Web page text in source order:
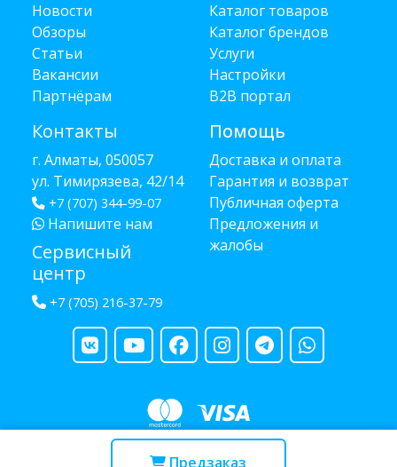
Предзаказ
Новости
Обзоры
Статьи
Вакансии
Партнёрам
Контакты
г. Алматы, 050057
ул. Тимирязева, 42/14
+7 (707) 344-99-07
Напишите нам
Сервисный
центр
+7 (705) 216-37-79
Каталог товаров
Каталог брендов
Услуги
Настройки
B2B портал
Помощь
Доставка и оплата
Гарантия и возврат
Публичная оферта
Предложения и
жалобы
Copyright © 2013 - 2026 RUBA - разработано